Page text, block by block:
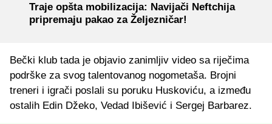
Traje opšta mobilizacija: Navijači Neftchija
pripremaju pakao za Željezničar!
Bečki klub tada je objavio zanimljiv video sa riječima
podrške za svog talentovanog nogometaša. Brojni
treneri i igrači poslali su poruku Huskoviću, a između
ostalih Edin Džeko, Vedad Ibišević i Sergej Barbarez.